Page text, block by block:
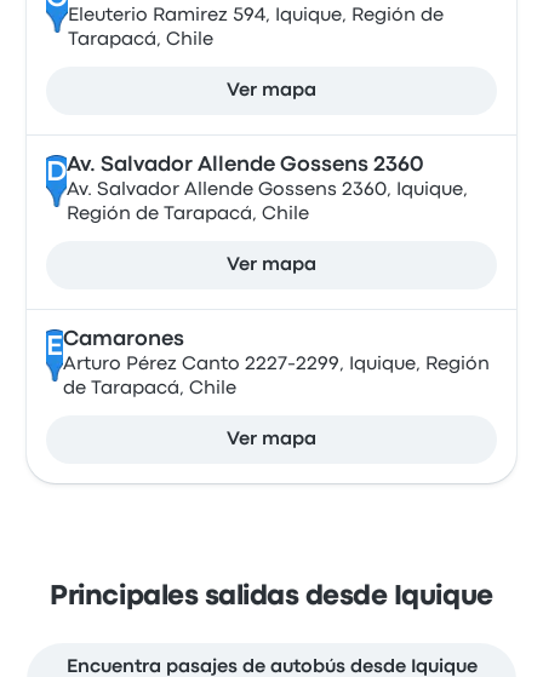
Eleuterio Ramirez 594, Iquique, Región de
Tarapacá, Chile
Ver mapa
DAv. Salvador Allende Gossens 2360
Av. Salvador Allende Gossens 2360, Iquique,
Región de Tarapacá, Chile
Ver mapa
ECamarones
Arturo Pérez Canto 2227-2299, Iquique, Región
de Tarapacá, Chile
Ver mapa
Principales salidas desde Iquique
Encuentra pasajes de autobús desde Iquique